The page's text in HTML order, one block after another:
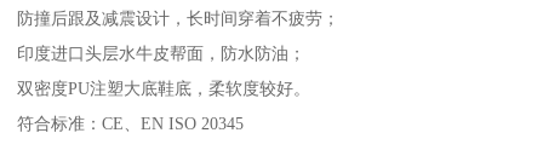
防撞后跟及减震设计，长时间穿着不疲劳；
印度进口头层水牛皮帮面，防水防油；
双密度PU注塑大底鞋底，柔软度较好。
符合标准：CE、EN ISO 20345